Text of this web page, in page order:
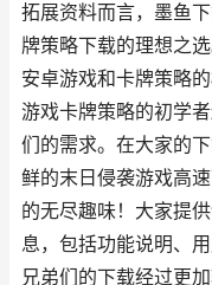
拓展资料而言，墨鱼
牌策略下载的理想之
安卓游戏和卡牌策略
游戏卡牌策略的初学
们的需求。在大家的
鲜的末日侵袭游戏高
的无尽趣味！大家提
息，包括功能说明、
兄弟们的下载经过更